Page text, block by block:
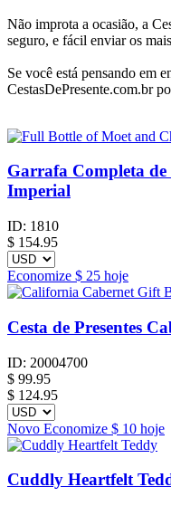
Não improta a ocasião, a
seguro, e fácil enviar os
Se você está pensando em
CestasDePresente.com.br
Garrafa Completa
Imperial
ID: 1810
$ 154.95
Economize $ 25 hoje
Cesta de Presentes
ID: 20004700
$ 99.95
$ 124.95
Novo Economize $ 10 hoje
Cuddly Heartfelt